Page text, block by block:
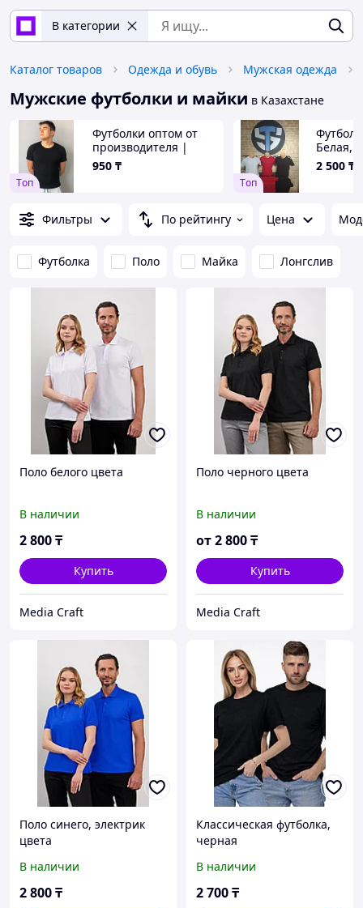
В категории
Каталог товаров Одежда и обувь Мужская одежда
Мужские футболки и майки в Казахстане
Tоп
Футболки оптом от
производителя |
Однотонные
футболки под
950 ₸
Tоп
Белая,
Красная
2 500 ₸
Фильтры По рейтингу Цена
Футболка Поло Майка Лонгслив
Поло белого цвета
В наличии
2 800₸
Купить
Media Craft
Поло черного цвета
В наличии
от2 800₸
Купить
Media Craft
Поло синего, электрик
цвета
В наличии
2 800₸
Классическая футболка,
черная
В наличии
2 700₸